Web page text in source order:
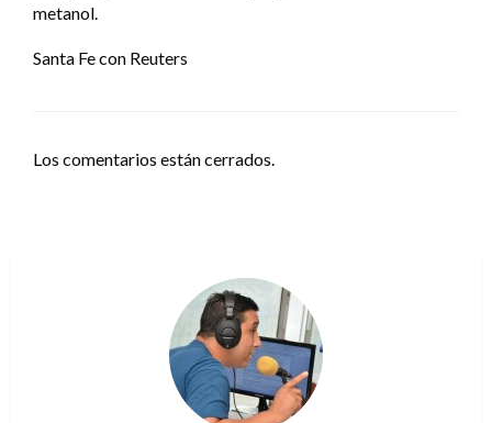
metanol.
Santa Fe con Reuters
Los comentarios están cerrados.